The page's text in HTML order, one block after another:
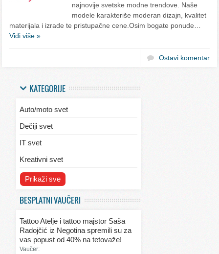
najnovije svetske modne trendove. Naše
modele karakteriše moderan dizajn, kvalitet
materijala i izrade te pristupačne cene.Osim bogate ponude…
Vidi više »
Ostavi komentar
KATEGORIJE
Auto/moto svet
Dečiji svet
IT svet
Kreativni svet
Svet ekologije
Svet kulinarstva
Svet lepote
Prikaži sve
BESPLATNI VAUČERI
Tattoo Atelje i tattoo majstor Saša
Radojčić iz Negotina spremili su za
vas popust od 40% na tetovaže!
Vaučer: